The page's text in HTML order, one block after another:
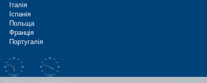
Італія
Іспанія
Польща
Франція
Португалія